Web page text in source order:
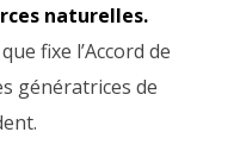
naturelles.
fixe l’Accord de
génératrices de